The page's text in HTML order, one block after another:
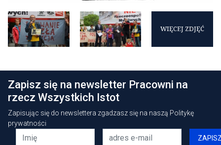
WIĘCEJ ZDJĘĆ
Zapisz się na newsletter Pracowni na
rzecz Wszystkich Istot
Zapisując się do newslettera zgadzasz się na naszą Politykę
prywatności